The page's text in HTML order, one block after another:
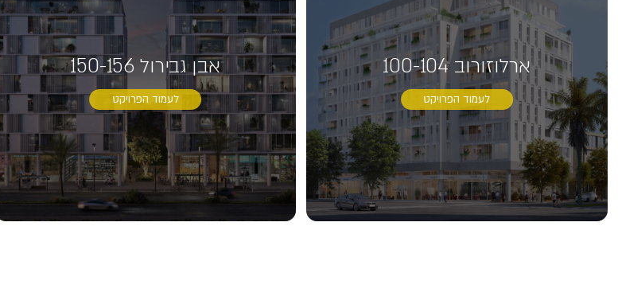
ארלוזורוב 100-104
לעמוד הפרויקט
אבן גבירול 150-156
לעמוד הפרויקט